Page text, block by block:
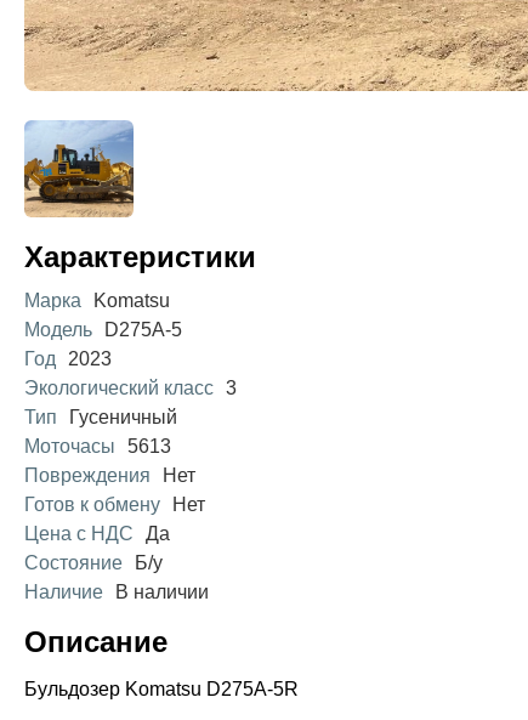
Характеристики
Марка
Komatsu
Модель
D275A-5
Год
2023
Экологический класс 3
Тип
Гусеничный
Моточасы
5613
Повреждения
Нет
Готов к обмену
Нет
Цена с НДС
Да
Состояние
Б/у
Наличие
В наличии
Описание
Бульдозер Komatsu D275A-5R